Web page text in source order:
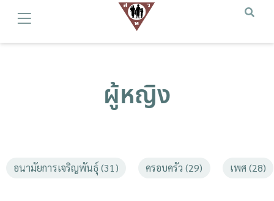
ผู้หญิง
อนามัยการเจริญพันธุ์ (31) ครอบครัว (29) เพศ (28)